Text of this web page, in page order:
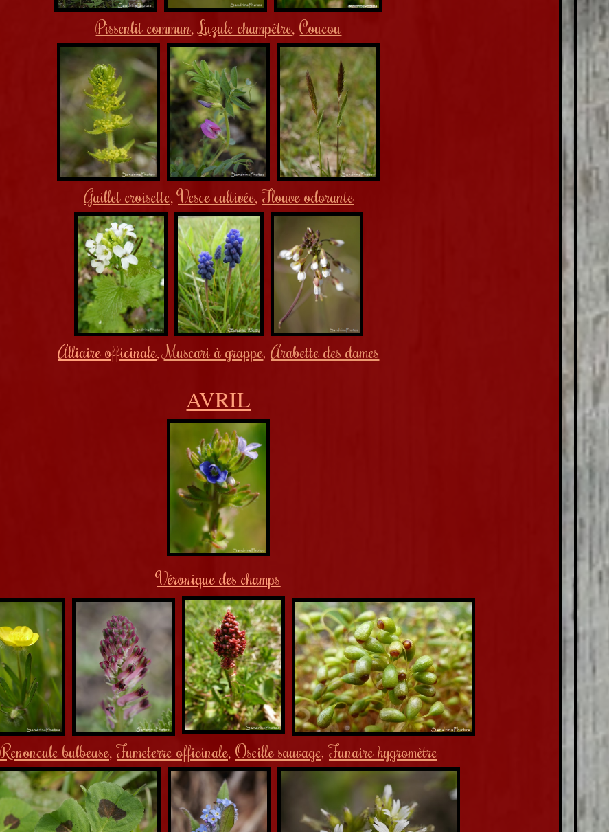
Pissenlit commun,Luzule champêtre,Coucou
Gaillet croisette,Vesce cultivée,Flouve odorante
Alliaire officinale,Muscari à grappe,Arabette des dames
AVRIL
Véronique des champs
Renoncule bulbeuse,Fumeterre officinale, Oseille sauvage,Funaire hygromètre